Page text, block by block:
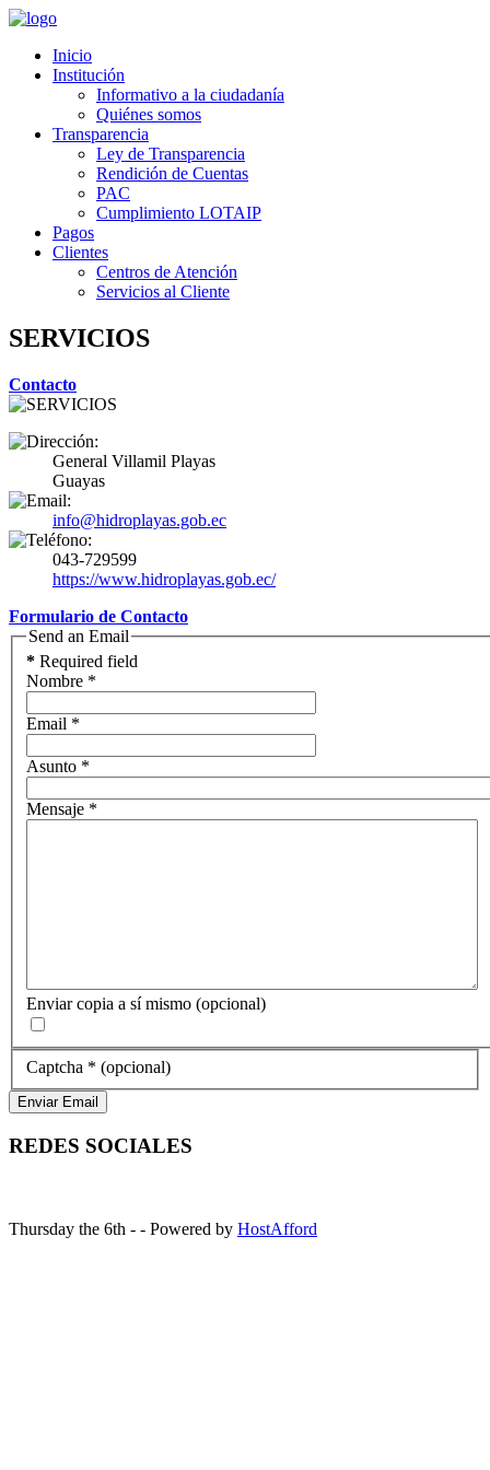
Inicio
Institución
Informativo a la ciudadanía
Quiénes somos
Transparencia
Ley de Transparencia
Rendición de Cuentas
PAC
Cumplimiento LOTAIP
Pagos
Clientes
Centros de Atención
Servicios al Cliente
SERVICIOS
Contacto
General Villamil Playas
Guayas
info@hidroplayas.gob.ec
043-729599
https://www.hidroplayas.gob.ec/
Formulario de Contacto
Send an Email
* Required field
Nombre *
Email *
Asunto *
Mensaje *
Enviar copia a sí mismo (opcional)
Captcha * (opcional)
Enviar Email
REDES SOCIALES
Thursday the 6th - - Powered by HostAfford